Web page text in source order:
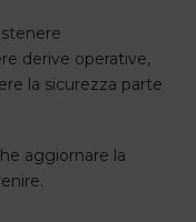
derive operative,
la sicurezza parte
aggiornare la